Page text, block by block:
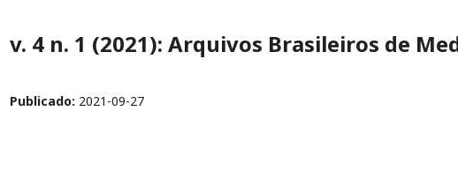
v. 4 n. 1 (2021): Arquivos Brasileiros de
Publicado: 2021-09-27